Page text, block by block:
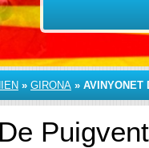
» GIRONA » AVINYONET